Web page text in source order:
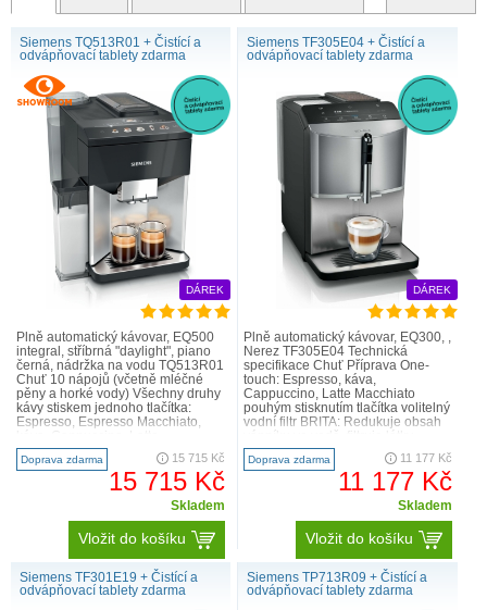
Snadné používání.
Naším cílem je co nejsnadnější příprava dokonalé kávy, proto
kávovary Siemens nabízejí jedinečná a velmi intuitivní uživatelská
rozhraní.
Chcete si vychutnávat mléčné nápoje, aniž byste se museli
zabývat čištěním dávkovače?
potěšením, ne však čištění mléčného systému. Proto Siemens
vyvinul technologii autoMilk Clean. Tento plně automatický systém
čištění párou se spouští po přípravě každého nápoje a zajišťuje
tak dokonalou hygienu, čímž vás zbaví povinnosti každodenně
čistit mléčný systém. V systému se neusazují zbytky mléka a vy
se můžete pohodlně usadit a vychutnat si šálek skvělé kávy.
Prvotřídní německá kvalita.
Siemens TQ513R01 + Čistící a
odvápňovací tablety zdarma
DÁREK
Plně automatický kávovar, EQ500
integral, stříbrná "daylight", piano
černá, nádržka na vodu TQ513R01
Chuť 10 nápojů (včetně mléčné
pěny a horké vody) Všechny druhy
kávy stiskem jednoho tlačítka:
Espresso, Espresso Macchiato,
Macchiato. Rychle a poh..
Doprava zdarma 15 715 Kč
15 715 Kč
Skladem
Vložit do košíku
Siemens TF305E04 + Čistící a
odvápňovací tablety zdarma
DÁREK
Plně automatický kávovar, EQ300, ,
Nerez TF305E04 Technická
specifikace Chuť Příprava One-
touch: Espresso, káva,
Cappuccino, Latte Macchiato
pouhým stisknutím tlačítka volitelný
vodní filtr BRITA: Redukuje obsah
ovlivňující chuť a vů..
Doprava zdarma 11 177 Kč
11 177 Kč
Skladem
Vložit do košíku
Siemens TF301E19 + Čistící a
odvápňovací tablety zdarma
Siemens TP713R09 + Čistící a
odvápňovací tablety zdarma